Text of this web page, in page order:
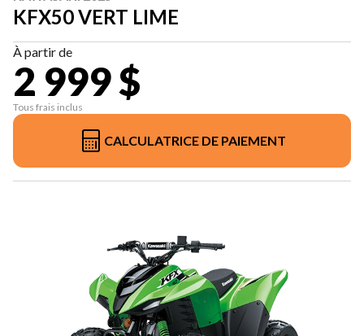
KFX50 VERT LIME
À partir de
2 999 $
Tous frais inclus
CALCULATRICE DE PAIEMENT